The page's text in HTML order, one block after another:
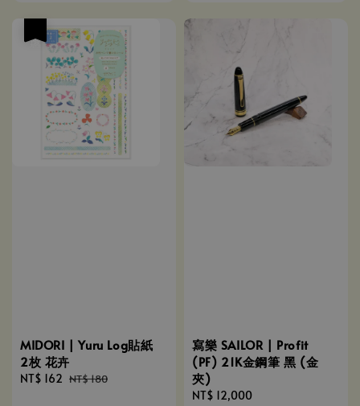
MIDORI | Yuru Log貼紙
2枚 花卉
Sale
NT$ 162 Regular
NT$ 180
寫樂 SAILOR | Profit
(PF) 21K金鋼筆 黑 (金
夾)
Regular
NT$ 12,000